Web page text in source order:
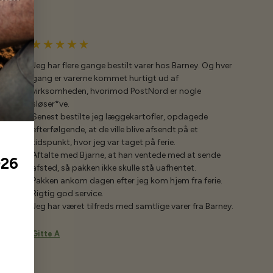
Jeg har flere gange bestilt varer hos Barney. Og hver
gang er varerne kommet hurtigt ud af
virksomheden, hvorimod PostNord er nogle
sløser*ve.
Senest bestilte jeg læggekartofler, opdagede
efterfølgende, at de ville blive afsendt på et
tidspunkt, hvor jeg var taget på ferie.
Aftalte med Bjarne, at han ventede med at sende
afsted, så pakken ikke skulle stå uafhentet.
Pakken ankom dagen efter jeg kom hjem fra ferie.
Rigtig god service.
Jeg har været tilfreds med samtlige varer fra Barney.
Gitte A